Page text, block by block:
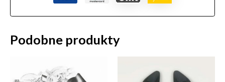
Podobne produkty